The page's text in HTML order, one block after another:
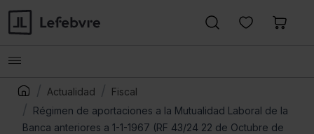
Actualidad
Fiscal
Régimen de aportaciones a la Mutualidad Laboral de la
Banca anteriores a 1-1-1967 (RF 43/24 22 de Octubre de